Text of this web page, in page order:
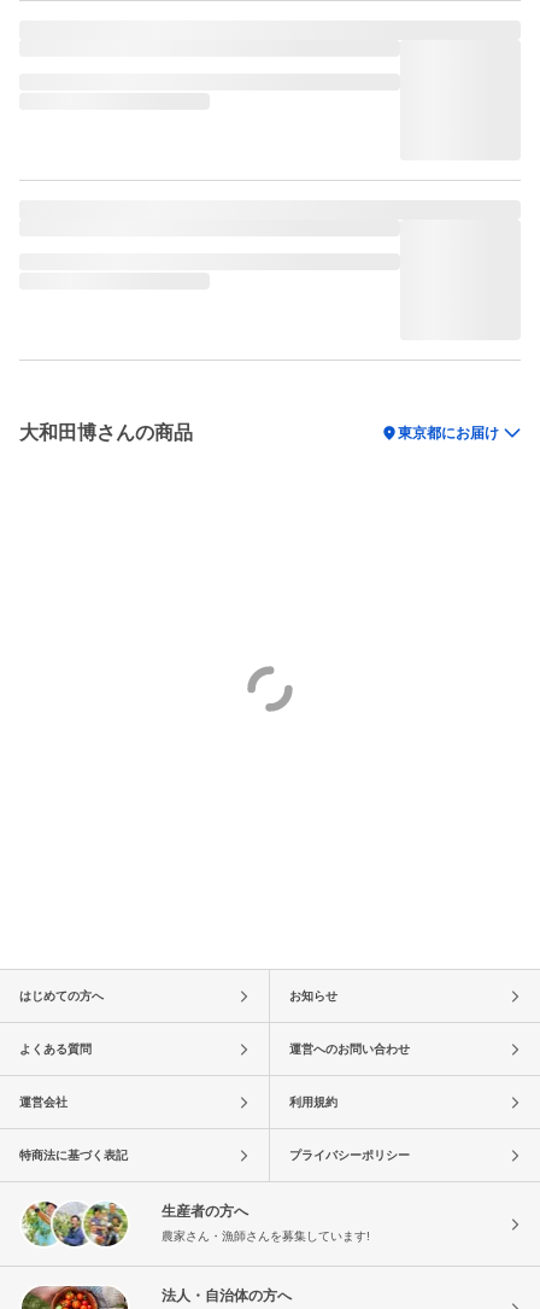
大和田博さんの商品 location_on東京都にお届け
はじめての方へ お知らせ
よくある質問 運営へのお問い合わせ
運営会社 利用規約
特商法に基づく表記 プライバシーポリシー
生産者の方へ
農家さん・漁師さんを募集しています!
法人・自治体の方へ